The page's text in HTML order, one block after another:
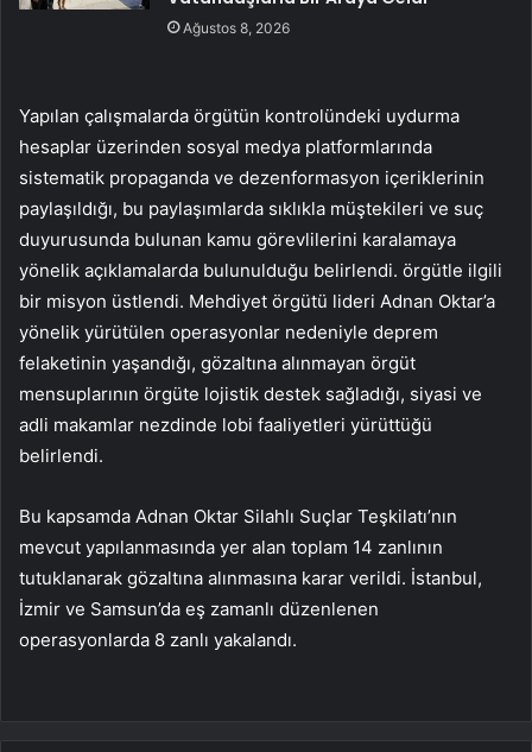
Ağustos 8, 2026
Yapılan çalışmalarda örgütün kontrolündeki uydurma
hesaplar üzerinden sosyal medya platformlarında
sistematik propaganda ve dezenformasyon içeriklerinin
paylaşıldığı, bu paylaşımlarda sıklıkla müştekileri ve suç
duyurusunda bulunan kamu görevlilerini karalamaya
yönelik açıklamalarda bulunulduğu belirlendi. örgütle ilgili
bir misyon üstlendi. Mehdiyet örgütü lideri Adnan Oktar’a
yönelik yürütülen operasyonlar nedeniyle deprem
felaketinin yaşandığı, gözaltına alınmayan örgüt
mensuplarının örgüte lojistik destek sağladığı, siyasi ve
adli makamlar nezdinde lobi faaliyetleri yürüttüğü
belirlendi.
Bu kapsamda Adnan Oktar Silahlı Suçlar Teşkilatı’nın
mevcut yapılanmasında yer alan toplam 14 zanlının
tutuklanarak gözaltına alınmasına karar verildi. İstanbul,
İzmir ve Samsun’da eş zamanlı düzenlenen
operasyonlarda 8 zanlı yakalandı.